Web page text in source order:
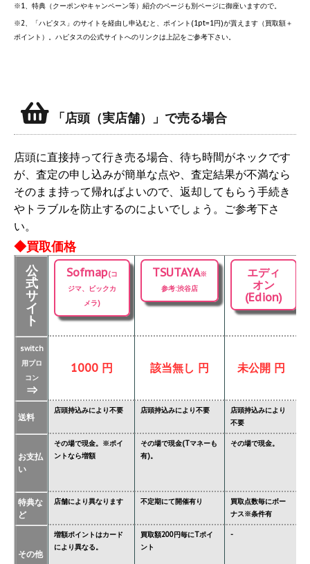
※1、特典（クーポンやキャンペーン等）紹介のページも別ページに御座いますので。
※2、「ハピタス」のサイトを経由し申込むと、ポイント(1pt=1円)が貰えます（買取額＋
ポイント）。ハピタスの公式サイトへのリンクは上記をご参考下さい。
「店頭（実店舗）」で売る場合
店頭に直接持って行き売る場合、待ち時間がネックです
が、査定の申し込みが簡単な点や、査定結果が不満なら
そのまま持って帰ればよいので、返却してもらう手続き
やトラブルを防止するのによいでしょう。ご参考下さ
い。
◆買取価格
公
式
サ
イ
ト
Sofmap(コ
ジマ、ビックカ
メラ)
TSUTAYA※
参考:渋谷店
エディ
オン
(Edion)
switch
用プロ
コン
⇒
1000 円 該当無し 円 未公開 円
送料
店頭持込みにより不要 店頭持込みにより不要
店頭持込みにより
不要
お支払
い
その場で現金。※ポイ
ントなら増額
その場で現金(Tマネーも
有)。
その場で現金。
特典な
ど
店舗により異なります 不定期にて開催有り
買取点数毎にボー
ナス※条件有
その他
増額ポイントはカード
により異なる。
買取額200円毎にTポイ
ント
-